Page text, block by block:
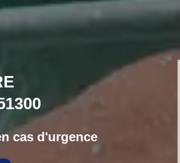
cas d'urgence